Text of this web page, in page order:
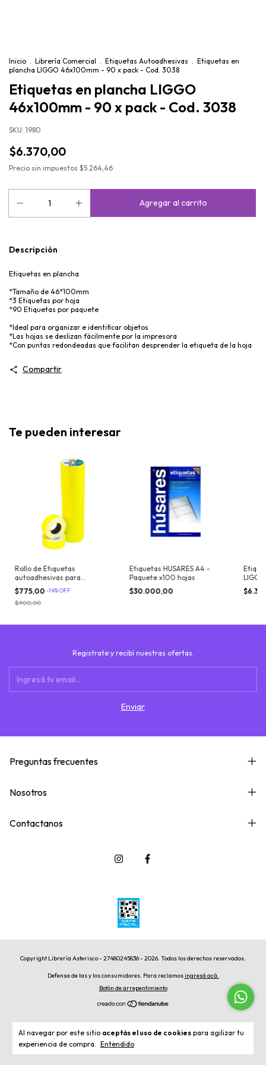
Al navegar por este sitio aceptás el uso de cookies para agilizar tu
experiencia de compra. Entendido
Inicio . Librería Comercial . Etiquetas Autoadhesivas . Etiquetas en
plancha LIGGO 46x100mm - 90 x pack - Cod. 3038
Etiquetas en plancha LIGGO
46x100mm - 90 x pack - Cod. 3038
SKU: 1980
$6.370,00
Precio sin impuestos $5.264,46
Descripción
Etiquetas en plancha
*Tamaño de 46*100mm
*3 Etiquetas por hoja
*90 Etiquetas por paquete
*Ideal para organizar e identificar objetos
*Las hojas se deslizan fácilmente por la impresora
*Con puntas redondeadas que facilitan desprender la etiqueta de la hoja
Compartir
Te pueden interesar
Rollo de Etiquetas
autoadhesivas para
Etiquetadora - Fluo
$775,00 -14%OFF
$900,00
Etiquetas HUSARES A4 -
Paquete x100 hojas
$30.000,00
pack -
Registrate y recibí nuestras ofertas.
Preguntas frecuentes
Nosotros
Contactanos
Copyright Librería Asterisco - 27480245836 - 2026. Todos los derechos reservados.
Defensa de las y los consumidores. Para reclamosingresá acá.
Botón de arrepentimiento